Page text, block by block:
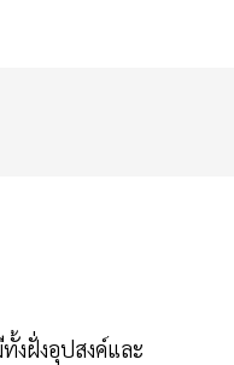
งฝั่งอุปสงค์และ